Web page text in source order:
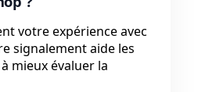
votre expérience avec
signalement aide les
mieux évaluer la